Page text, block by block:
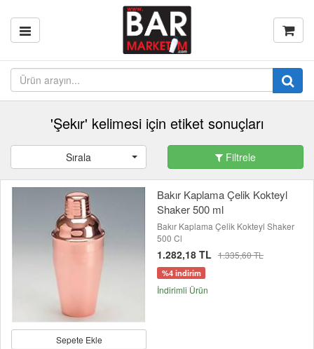
'Şekır' kelimesi için etiket sonuçları
Sırala Filtrele
Sepete Ekle
Bakır Kaplama Çelik Kokteyl
Shaker 500 ml
Bakır Kaplama Çelik Kokteyl Shaker
500 Cl
1.282,18 TL 1.335,60 TL
%4 indirim
İndirimli Ürün